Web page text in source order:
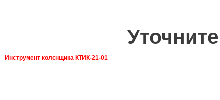
Инструмент колонщика КТИК-21-01